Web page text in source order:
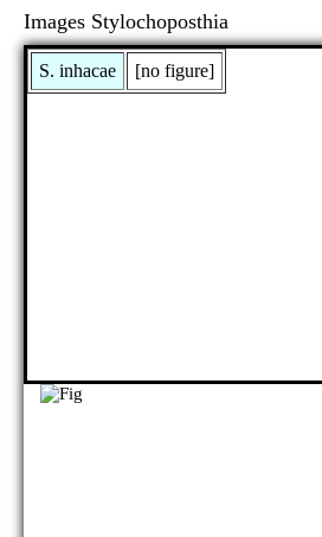
Images Stylochoposthia
S. inhacae [no figure]